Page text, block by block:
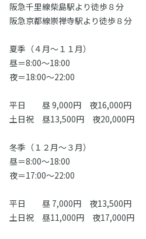
阪急千里線柴島駅より徒歩８分
阪急京都線崇禅寺駅より徒歩８分
夏季（４月～１１月）
昼＝8:00～18:00
夜＝18:00～22:00
平日 昼 9,000円 夜16,000円
土日祝 昼13,500円 夜20,000円
冬季（１２月～３月）
昼＝8:00～18:00
夜＝17:00～22:00
平日 昼 7,000円 夜13,500円
土日祝 昼11,000円 夜17,000円